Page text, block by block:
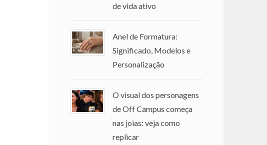
de vida ativo
Anel de Formatura:
Significado, Modelos e
Personalização
O visual dos personagens
de Off Campus começa
nas joias: veja como
replicar